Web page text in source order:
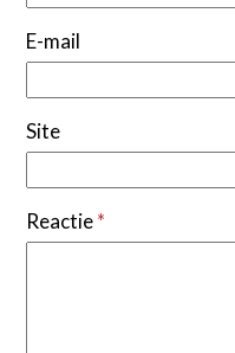
E-mail
Site
Reactie*